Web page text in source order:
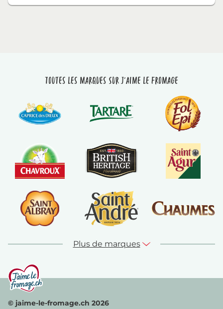
Toutes les marques sur J'aime le fromage
Plus de marques
© jaime-le-fromage.ch 2026